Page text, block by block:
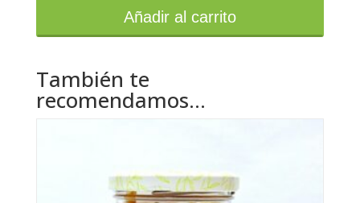
Añadir al carrito
También te
recomendamos…